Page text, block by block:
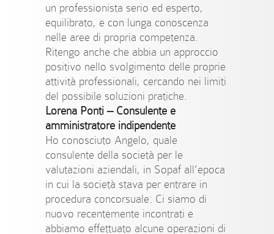
un professionista serio ed esperto,
equilibrato, e con lunga conoscenza
nelle aree di propria competenza.
Ritengo anche che abbia un approccio
positivo nello svolgimento delle proprie
attività professionali, cercando nei limiti
del possibile soluzioni pratiche.
Lorena Ponti – Consulente e
amministratore indipendente
Ho conosciuto Angelo, quale
consulente della società per le
valutazioni aziendali, in Sopaf all’epoca
in cui la società stava per entrare in
procedura concorsuale. Ci siamo di
nuovo recentemente incontrati e
abbiamo effettuato alcune operazioni di